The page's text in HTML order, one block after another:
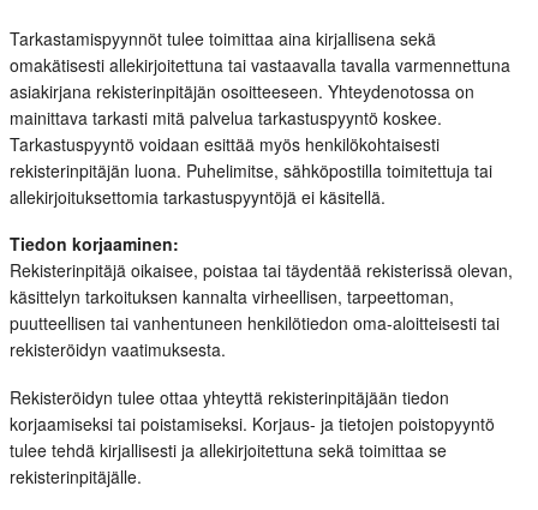
Tarkastamispyynnöt tulee toimittaa aina kirjallisena sekä
omakätisesti allekirjoitettuna tai vastaavalla tavalla varmennettuna
asiakirjana rekisterinpitäjän osoitteeseen. Yhteydenotossa on
mainittava tarkasti mitä palvelua tarkastuspyyntö koskee.
Tarkastuspyyntö voidaan esittää myös henkilökohtaisesti
rekisterinpitäjän luona. Puhelimitse, sähköpostilla toimitettuja tai
allekirjoituksettomia tarkastuspyyntöjä ei käsitellä.
Tiedon korjaaminen:
Rekisterinpitäjä oikaisee, poistaa tai täydentää rekisterissä olevan,
käsittelyn tarkoituksen kannalta virheellisen, tarpeettoman,
puutteellisen tai vanhentuneen henkilötiedon oma-aloitteisesti tai
rekisteröidyn vaatimuksesta.
Rekisteröidyn tulee ottaa yhteyttä rekisterinpitäjään tiedon
korjaamiseksi tai poistamiseksi. Korjaus- ja tietojen poistopyyntö
tulee tehdä kirjallisesti ja allekirjoitettuna sekä toimittaa se
rekisterinpitäjälle.